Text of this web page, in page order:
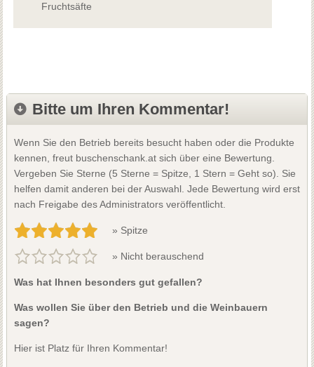
Fruchtsäfte
Bitte um Ihren Kommentar!
Wenn Sie den Betrieb bereits besucht haben oder die Produkte
kennen, freut buschenschank.at sich über eine Bewertung.
Vergeben Sie Sterne (5 Sterne = Spitze, 1 Stern = Geht so). Sie
helfen damit anderen bei der Auswahl. Jede Bewertung wird erst
nach Freigabe des Administrators veröffentlicht.
» Spitze
» Nicht berauschend
Was hat Ihnen besonders gut gefallen?
Was wollen Sie über den Betrieb und die Weinbauern
sagen?
Hier ist Platz für Ihren Kommentar!